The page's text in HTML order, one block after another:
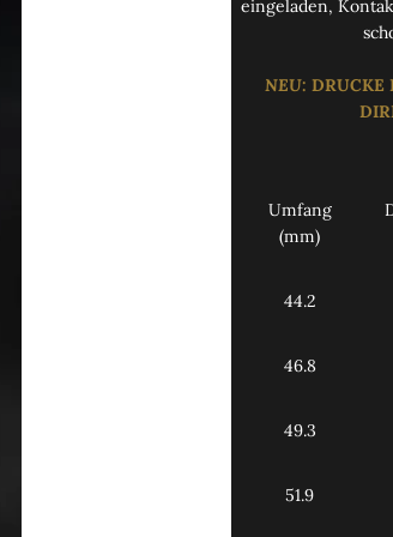
eingeladen,
NEU: DRUCKE
Umfang
(mm)
44.2
46.8
49.3
51.9